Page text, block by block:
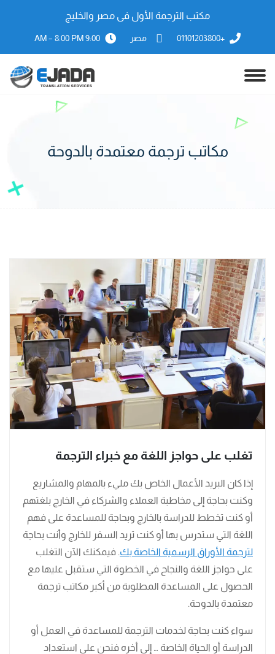
مكتب الترجمة الأول فى مصر والخليج
+01101203800 مصر 9:00 AM – 8:00 PM
مكاتب ترجمة معتمدة بالدوحة
تغلب على حواجز اللغة مع خبراء الترجمة
إذا كان البريد الأعمال الخاص بك مليء بالمهام والمشاريع
وكنت بحاجة إلى مخاطبة العملاء والشركاء في الخارج بلغتهم
أو كنت تخطط للدراسة بالخارج وبحاجة للمساعدة على فهم
اللغة التي ستدرس بها أو كنت تريد السفر للخارج وأنت بحاجة
لترجمة الأوراق الرسمية الخاصة بك. فيمكنك الآن التغلب
على حواجز اللغة والنجاح في الخطوة التي ستقبل عليها مع
الحصول على المساعدة المطلوبة من أكبر مكاتب ترجمة
معتمدة بالدوحة.
سواء كنت بحاجة لخدمات الترجمة للمساعدة في العمل أو
الدراسة أو الحياة الخاصة … إلى أخره فنحن على استعداد